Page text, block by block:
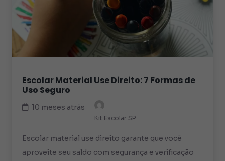
Escolar Material Use Direito: 7 Formas de
Uso Seguro
10 meses atrás
Kit Escolar SP
Escolar material use direito garante que você
aproveite seu saldo com segurança e verificação